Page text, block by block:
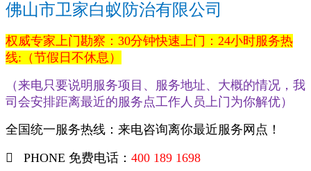
佛山市卫家白蚁防治有限公司
权威专家上门勘察：30分钟快速上门：24小时服务热
线:（节假日不休息）
（来电只要说明服务项目、服务地址、大概的情况，我
司会安排距离最近的服务点工作人员上门为你解优）
全国统一服务热线：来电咨询离你最近服务网点！
PHONE 免费电话： 400 189 1698